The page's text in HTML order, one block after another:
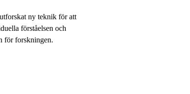
ny teknik för att
förståelsen och
för forskningen.